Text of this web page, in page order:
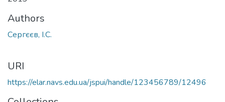
Authors
Сергєєв, І.С.
URI
https://elar.navs.edu.ua/jspui/handle/123456789/12496